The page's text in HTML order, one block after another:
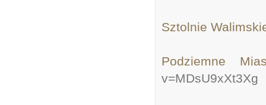
Sztolnie
Podziemne
v=MDsU9xXt3Xg